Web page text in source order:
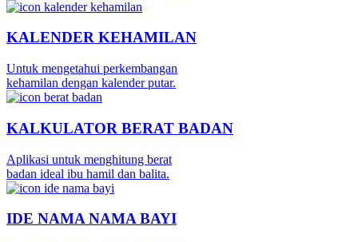
KALENDER KEHAMILAN
Untuk mengetahui perkembangan
kehamilan dengan kalender putar.
KALKULATOR BERAT BADAN
Aplikasi untuk menghitung berat
badan ideal ibu hamil dan balita.
IDE NAMA NAMA BAYI